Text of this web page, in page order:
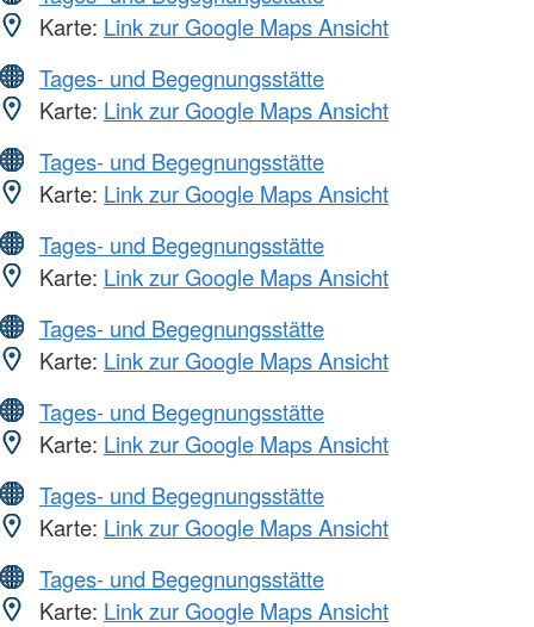
Karte: Link zur Google Maps Ansicht
Tages- und Begegnungsstätte
Karte: Link zur Google Maps Ansicht
Tages- und Begegnungsstätte
Karte: Link zur Google Maps Ansicht
Tages- und Begegnungsstätte
Karte: Link zur Google Maps Ansicht
Tages- und Begegnungsstätte
Karte: Link zur Google Maps Ansicht
Tages- und Begegnungsstätte
Karte: Link zur Google Maps Ansicht
Tages- und Begegnungsstätte
Karte: Link zur Google Maps Ansicht
Tages- und Begegnungsstätte
Karte: Link zur Google Maps Ansicht